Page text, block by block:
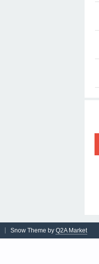
Snow Theme by Q2A Market